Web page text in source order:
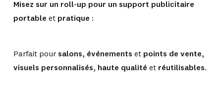
Misez sur un roll-up pour un support publicitaire
portable et pratique :
Parfait pour salons, événements et points de vente,
visuels personnalisés, haute qualité et réutilisables.